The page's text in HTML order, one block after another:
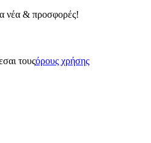
νέα & προσφορές!
τουςόρους χρήσης